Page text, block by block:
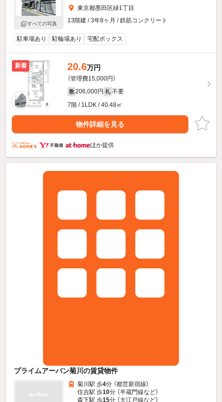
すべての写真
東京都墨田区緑1丁目
13階建 / 3年8ヶ月 / 鉄筋コンクリート
駐車場あり 駐輪場あり 宅配ボックス
新着 20.6万円
（管理費15,000円）
敷 206,000円 礼 不要
7階 / 1LDK / 40.48㎡
物件詳細を見る
ほか提供
プライムアーバン菊川の賃貸物件
菊川駅 歩4分 （都営新宿線）
住吉駅 歩10分 （半蔵門線など）
森下駅 歩15分 （大江戸線など）